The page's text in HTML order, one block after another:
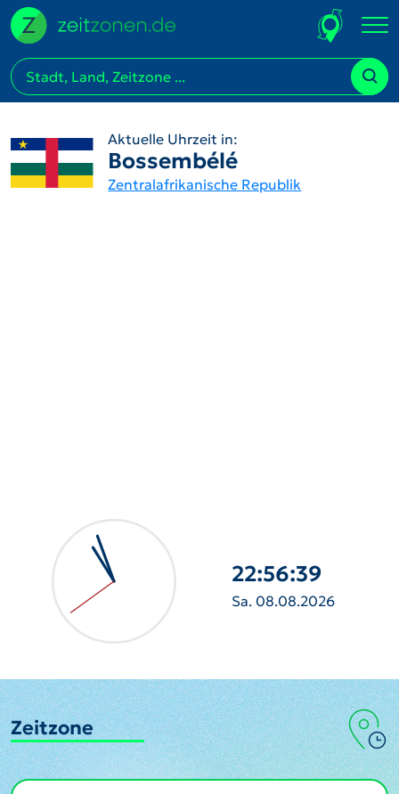
Aktuelle Uhrzeit in:
Bossembélé
Zentralafrikanische Republik
22:56:40
Sa. 08.08.2026
Zeitzone